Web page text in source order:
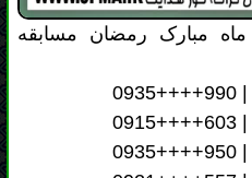
0921++++557
0990++++136
0917++++836
سوی سازمان عقیدتی سیاسی
به منظور تقدیم هدایا،
است این هدیه، یادگاری